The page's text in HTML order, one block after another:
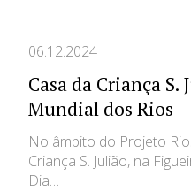
06.12.2024
Casa da Criança
Mundial dos Rios
No âmbito do Projeto
Criança S. Julião, na
Dia…